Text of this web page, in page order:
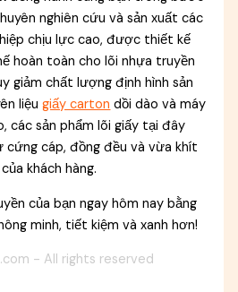
nghiên cứu và sản xuất các
chịu lực cao, được thiết kế
hoàn toàn cho lõi nhựa truyền
giảm chất lượng định hình sản
liệugiấy carton dồi dào và máy
các sản phẩm lõi giấy tại đây
cáp, đồng đều và vừa khít
khách hàng.
của bạn ngay hôm nay bằng
minh, tiết kiệm và xanh hơn!
- All rights reserved